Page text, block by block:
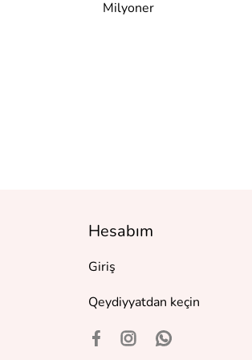
Milyoner
Hesabım
Giriş
Qeydiyyatdan keçin